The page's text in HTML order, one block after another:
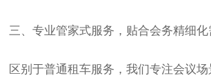
三、专业管家式服务，贴合会务精细化
区别于普通租车服务，我们专注会议